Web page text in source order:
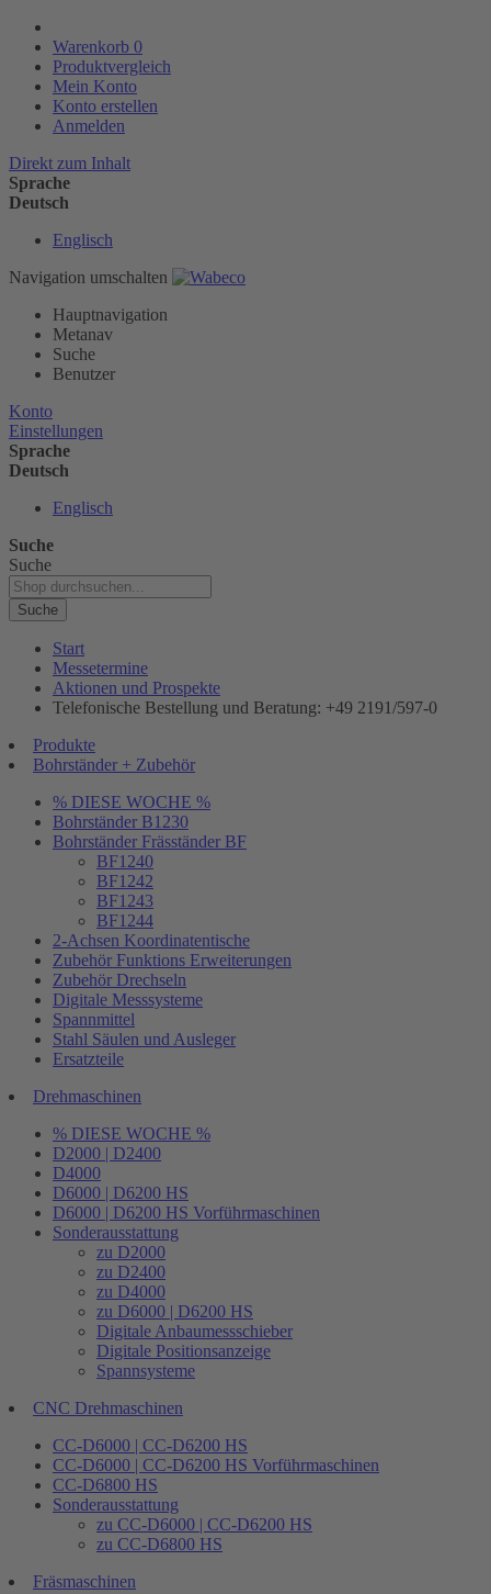
Warenkorb 0
Produktvergleich
Mein Konto
Konto erstellen
Anmelden
Direkt zum Inhalt
Sprache
Deutsch
Englisch
Navigation umschalten
Hauptnavigation
Metanav
Suche
Benutzer
Konto
Einstellungen
Sprache
Deutsch
Englisch
Suche
Suche
Suche
Start
Messetermine
Aktionen und Prospekte
Telefonische Bestellung und Beratung: +49 2191/597-0
Produkte
Bohrständer + Zubehör
% DIESE WOCHE %
Bohrständer B1230
Bohrständer Fräsständer BF
BF1240
BF1242
BF1243
BF1244
2-Achsen Koordinatentische
Zubehör Funktions Erweiterungen
Zubehör Drechseln
Digitale Messsysteme
Spannmittel
Stahl Säulen und Ausleger
Ersatzteile
Drehmaschinen
% DIESE WOCHE %
D2000 | D2400
D4000
D6000 | D6200 HS
D6000 | D6200 HS Vorführmaschinen
Sonderausstattung
zu D2000
zu D2400
zu D4000
zu D6000 | D6200 HS
Digitale Anbaumessschieber
Digitale Positionsanzeige
Spannsysteme
CNC Drehmaschinen
CC-D6000 | CC-D6200 HS
CC-D6000 | CC-D6200 HS Vorführmaschinen
CC-D6800 HS
Sonderausstattung
zu CC-D6000 | CC-D6200 HS
zu CC-D6800 HS
Fräsmaschinen